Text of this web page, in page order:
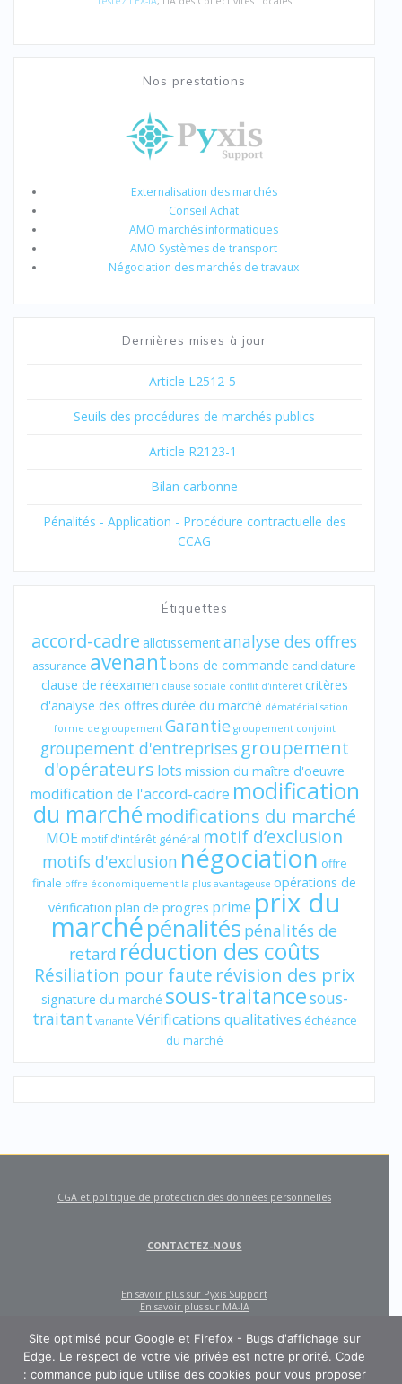
Nos prestations
Externalisation des marchés
Conseil Achat
AMO marchés informatiques
AMO Systèmes de transport
Négociation des marchés de travaux
Dernières mises à jour
Article L2512-5
Seuils des procédures de marchés publics
Article R2123-1
Bilan carbonne
Pénalités - Application - Procédure contractuelle des
CCAG
Étiquettes
accord-cadre allotissementanalyse des offres
assurance avenant bons de commande candidature
clause de réexamen clause sociale conflit d'intérêt critères
d'analyse des offres durée du marché dématérialisation
forme de groupement Garantie groupement conjoint
groupement d'entreprises groupement
d'opérateurs lots mission du maître d'oeuvre
modification de l'accord-cadre modification
du marché modifications du marché
MOE motif d'intérêt général motif d’exclusion
motifs d'exclusion négociation offre
finale offre économiquement la plus avantageuse opérations de
vérification plan de progres prime prix du
marchépénalités pénalités de
retard réduction des coûts
Résiliation pour faute révision des prix
signature du marché sous-traitancesous-
traitant variante Vérifications qualitatives échéance
du marché
CGA et politique de protection des données personnelles
CONTACTEZ-NOUS
En savoir plus sur Pyxis Support
En savoir plus sur MA-IA
Site optimisé pour Google et Firefox - Bugs d'affichage sur
Edge. Le respect de votre vie privée est notre priorité. Code
: commande publique utilise des cookies pour vous proposer